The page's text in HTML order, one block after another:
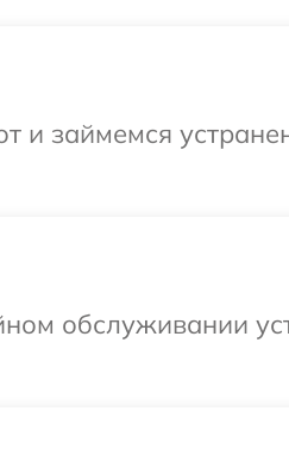
и займемся
обслуживании